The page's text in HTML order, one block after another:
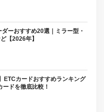
ダーおすすめ20選｜ミラー型・
【2026年】
ETCカードおすすめランキング
ドを徹底比較！